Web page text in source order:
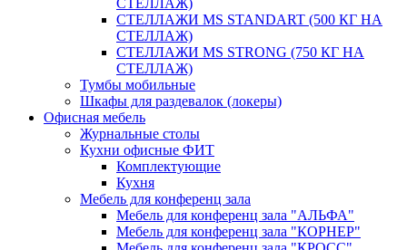
СТЕЛЛАЖ)
СТЕЛЛАЖИ MS STANDART (500 КГ НА
СТЕЛЛАЖ)
СТЕЛЛАЖИ MS STRONG (750 КГ НА
СТЕЛЛАЖ)
Тумбы мобильные
Шкафы для раздевалок (локеры)
Офисная мебель
Журнальные столы
Кухни офисные ФИТ
Комплектующие
Кухня
Мебель для конференц зала
Мебель для конференц зала "АЛЬФА"
Мебель для конференц зала "КОРНЕР"